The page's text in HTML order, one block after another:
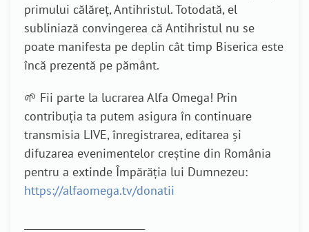
primului călăreț, Antihristul. Totodată, el
subliniază convingerea că Antihristul nu se
poate manifesta pe deplin cât timp Biserica este
încă prezentă pe pământ.
🌱 Fii parte la lucrarea Alfa Omega! Prin
contribuția ta putem asigura în continuare
transmisia LIVE, înregistrarea, editarea și
difuzarea evenimentelor creștine din România
pentru a extinde Împărăția lui Dumnezeu:
https://alfaomega.tv/donatii